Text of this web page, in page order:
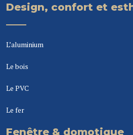
Design, confort et
L’aluminium
Le bois
Le PVC
Le fer
Fenêtre & domotique